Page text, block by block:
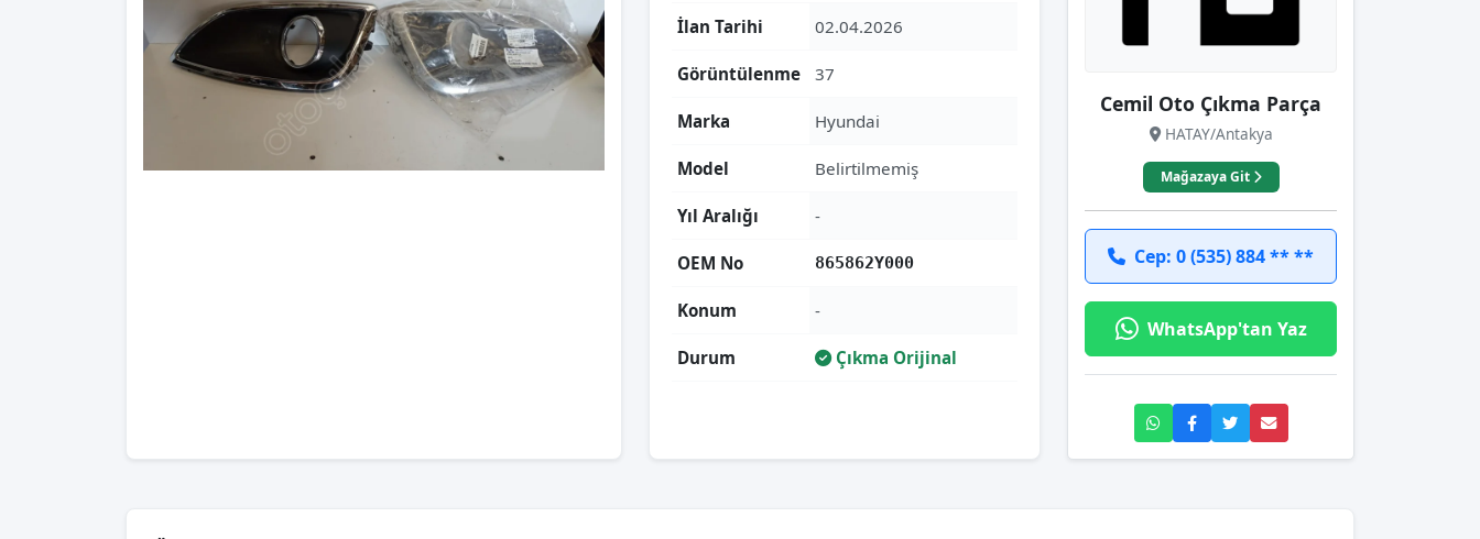
İlan Tarihi 02.04.2026
Görüntülenme 37
Marka Hyundai
Model Belirtilmemiş
Yıl Aralığı -
OEM No 865862Y000
Konum -
Durum Çıkma Orijinal
Cemil Oto Çıkma Parça
HATAY/Antakya
Mağazaya Git
Cep: 0 (535) 884 ** **
WhatsApp'tan Yaz